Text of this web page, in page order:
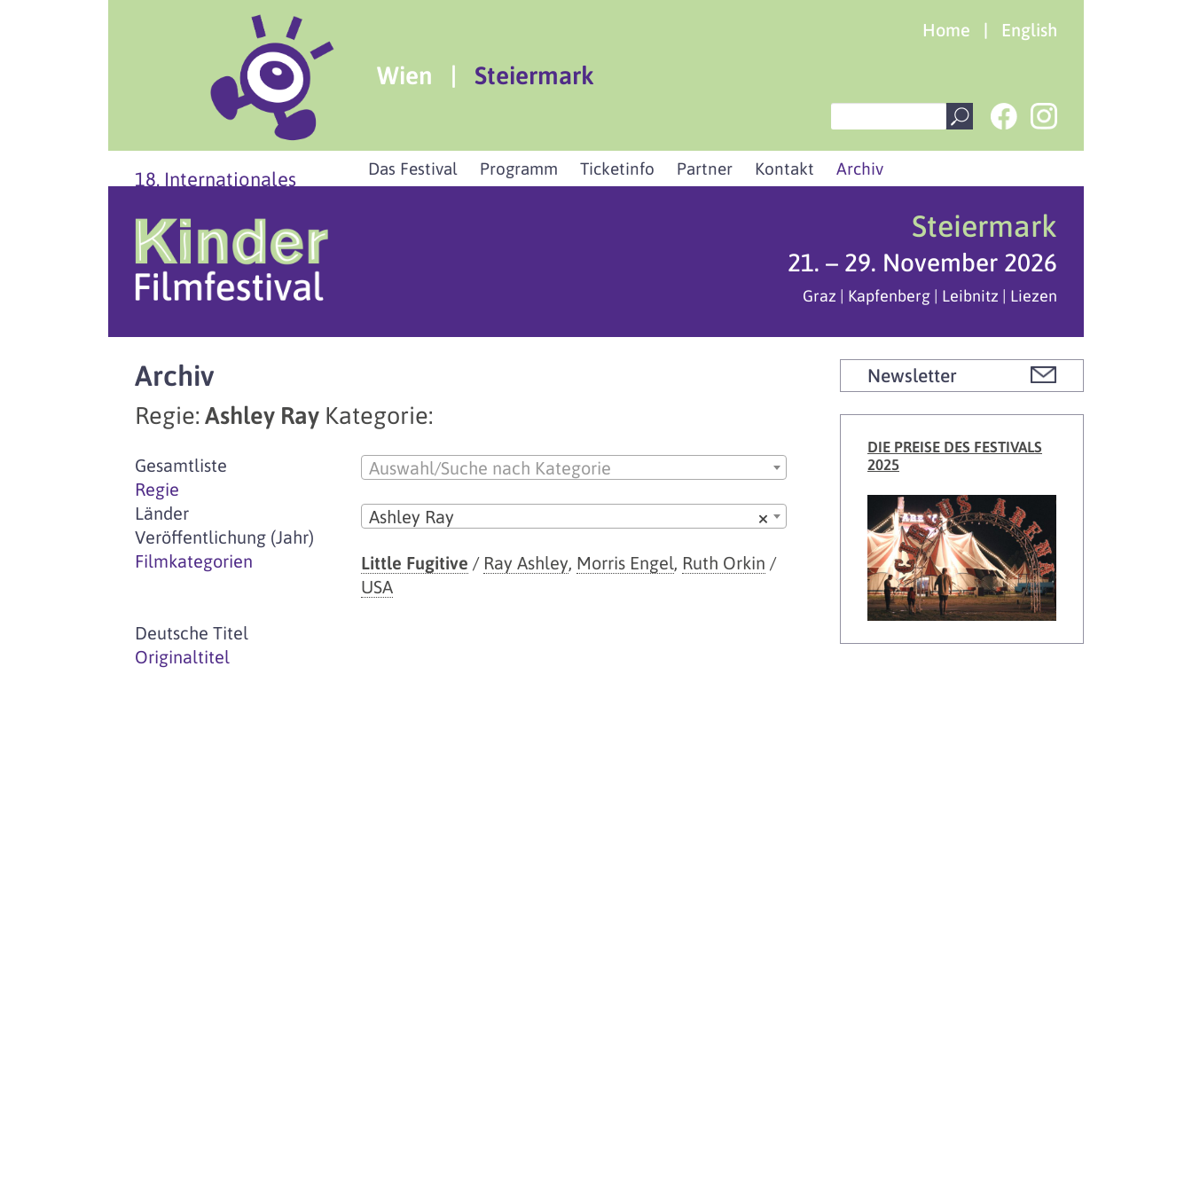
Home | English
Wien | Steiermark
18. Internationales Das Festival Programm Ticketinfo Partner Kontakt Archiv
Steiermark
21. – 29. November 2026
Graz | Kapfenberg | Leibnitz | Liezen
Archiv
Regie: Ashley Ray Kategorie:
Gesamtliste
Regie
Länder
Veröffentlichung (Jahr)
Filmkategorien
Deutsche Titel
Originaltitel
Auswahl/Suche nach Kategorie
×
Ashley Ray
Little Fugitive / Ray Ashley Morris Engel Ruth Orkin /
USA
Newsletter
DIE PREISE DES FESTIVALS
2025